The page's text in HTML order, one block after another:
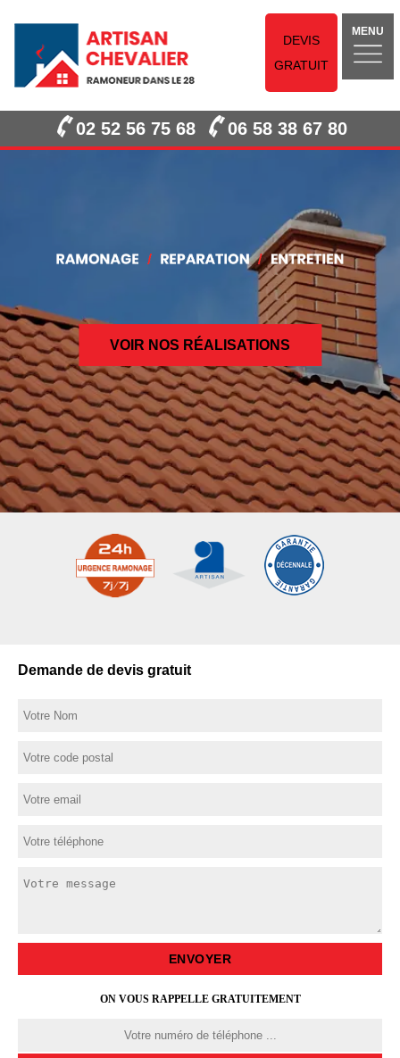
DEVIS
GRATUIT
MENU
02 52 56 75 68 06 58 38 67 80
VOIR NOS RÉALISATIONS
Demande de devis gratuit
ON VOUS RAPPELLE GRATUITEMENT